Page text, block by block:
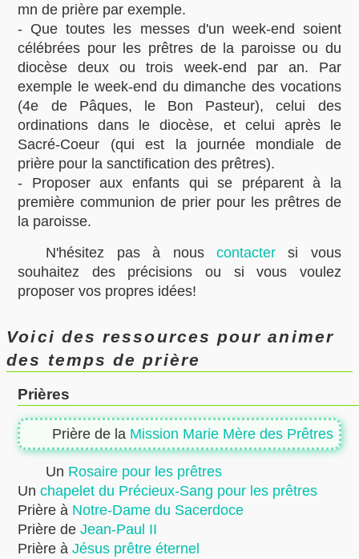
mn de prière par exemple.
- Que toutes les messes d'un week-end soient
célébrées pour les prêtres de la paroisse ou du
diocèse deux ou trois week-end par an. Par
exemple le week-end du dimanche des vocations
(4e de Pâques, le Bon Pasteur), celui des
ordinations dans le diocèse, et celui après le
Sacré-Coeur (qui est la journée mondiale de
prière pour la sanctification des prêtres).
- Proposer aux enfants qui se préparent à la
première communion de prier pour les prêtres de
la paroisse.
N'hésitez pas à nous contactersi vous
souhaitez des précisions ou si vous voulez
proposer vos propres idées!
Voici des ressources pour animer
des temps de prière
Prières
Prière de la Mission Marie Mère des Prêtres
Un Rosaire pour les prêtres
Unchapelet du Précieux-Sang pour les prêtres
Prière à Notre-Dame du Sacerdoce
Prière deJean-Paul II
Prière àJésus prêtre éternel